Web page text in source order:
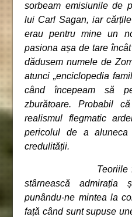
sorbeam emisiunile de
lui Carl Sagan, iar
erau pentru mine un
pasiona așa de tare
dădusem numele de
atunci „enciclopedia
când începeam să
zburătoare. Probabil
realismul flegmatic
pericolul de a
credulității.
Teoriile
stârnească admirația
punându-ne mintea la
față când sunt supuse